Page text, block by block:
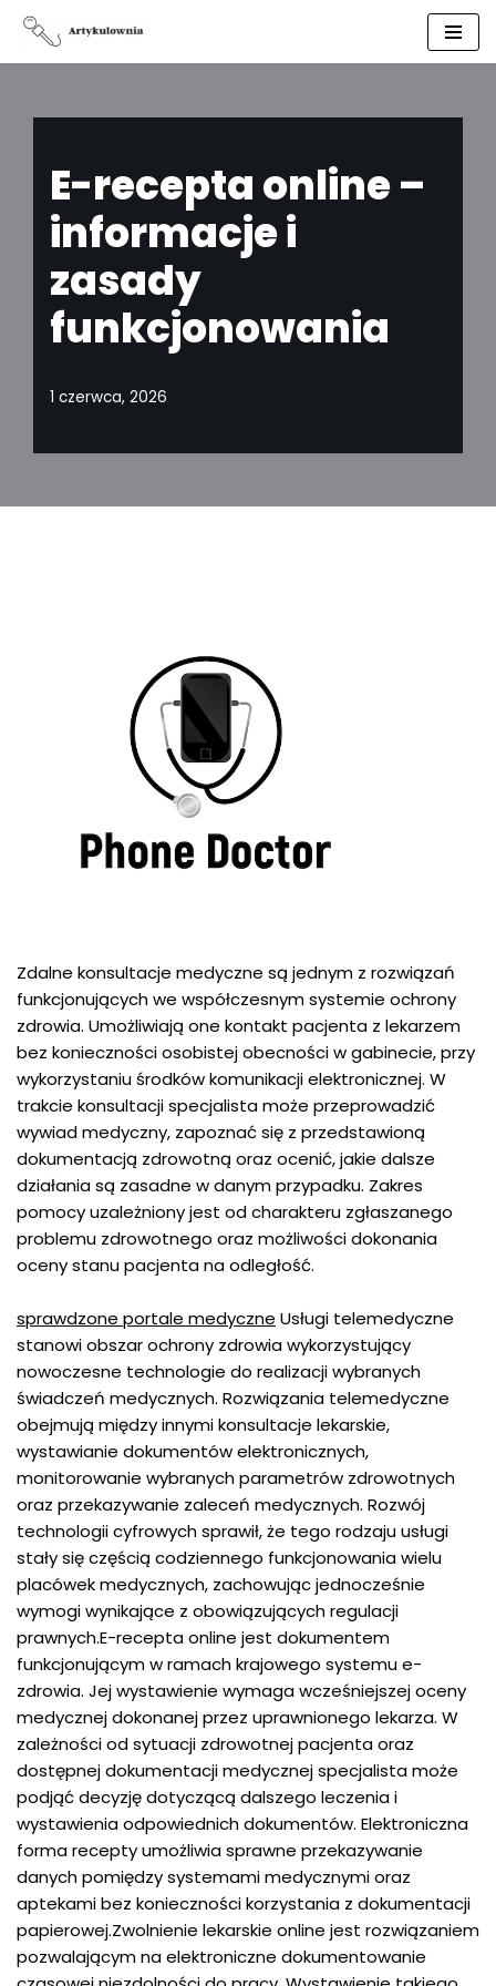
Przejdź
treści
E-recepta online –
informacje i
zasady
funkcjonowania
1 czerwca, 2026
Zdalne konsultacje medyczne są jednym z rozwiązań
funkcjonujących we współczesnym systemie ochrony
zdrowia. Umożliwiają one kontakt pacjenta z lekarzem
bez konieczności osobistej obecności w gabinecie, przy
wykorzystaniu środków komunikacji elektronicznej. W
trakcie konsultacji specjalista może przeprowadzić
wywiad medyczny, zapoznać się z przedstawioną
dokumentacją zdrowotną oraz ocenić, jakie dalsze
działania są zasadne w danym przypadku. Zakres
pomocy uzależniony jest od charakteru zgłaszanego
problemu zdrowotnego oraz możliwości dokonania
oceny stanu pacjenta na odległość.
sprawdzone portale medyczne Usługi telemedyczne
stanowi obszar ochrony zdrowia wykorzystujący
nowoczesne technologie do realizacji wybranych
świadczeń medycznych. Rozwiązania telemedyczne
obejmują między innymi konsultacje lekarskie,
wystawianie dokumentów elektronicznych,
monitorowanie wybranych parametrów zdrowotnych
oraz przekazywanie zaleceń medycznych. Rozwój
technologii cyfrowych sprawił, że tego rodzaju usługi
stały się częścią codziennego funkcjonowania wielu
placówek medycznych, zachowując jednocześnie
wymogi wynikające z obowiązujących regulacji
prawnych.E-recepta online jest dokumentem
funkcjonującym w ramach krajowego systemu e-
zdrowia. Jej wystawienie wymaga wcześniejszej oceny
medycznej dokonanej przez uprawnionego lekarza. W
zależności od sytuacji zdrowotnej pacjenta oraz
dostępnej dokumentacji medycznej specjalista może
podjąć decyzję dotyczącą dalszego leczenia i
wystawienia odpowiednich dokumentów. Elektroniczna
forma recepty umożliwia sprawne przekazywanie
danych pomiędzy systemami medycznymi oraz
aptekami bez konieczności korzystania z dokumentacji
papierowej.Zwolnienie lekarskie online jest rozwiązaniem
pozwalającym na elektroniczne dokumentowanie